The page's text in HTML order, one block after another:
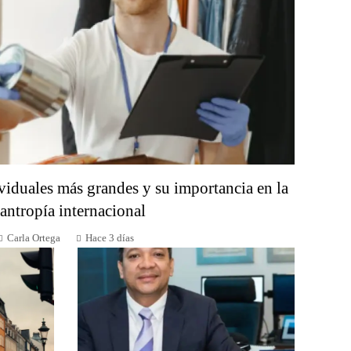
más grandes y su importancia en la
internacional
Carla Ortega Hace 3 días